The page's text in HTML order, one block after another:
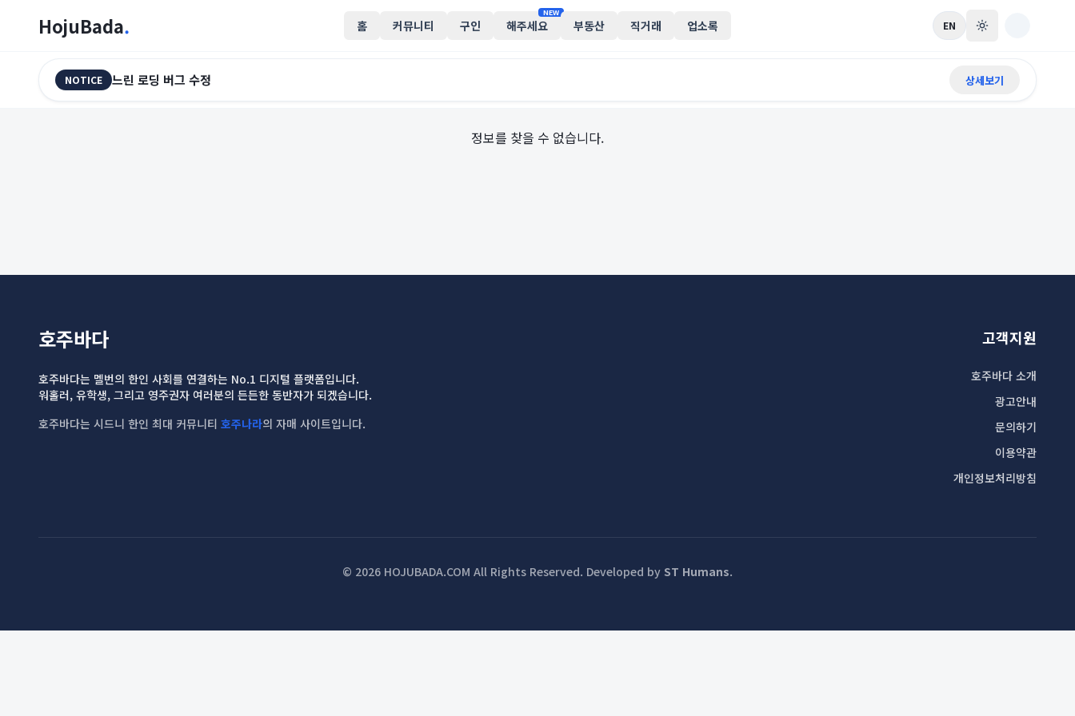
HojuBada. 홈 커뮤니티 구인 해주세요
NEW
부동산 직거래 업소록 EN
NOTICE 느린 로딩 버그 수정 상세보기
정보를 찾을 수 없습니다.
호주바다
호주바다는 멜번의 한인 사회를 연결하는 No.1 디지털 플랫폼입니다.
워홀러, 유학생, 그리고 영주권자 여러분의 든든한 동반자가 되겠습니다.
호주바다는 시드니 한인 최대 커뮤니티 호주나라의 자매 사이트입니다.
고객지원
호주바다 소개
광고안내
문의하기
이용약관
개인정보처리방침
© 2026 HOJUBADA.COM All Rights Reserved. Developed by ST Humans.